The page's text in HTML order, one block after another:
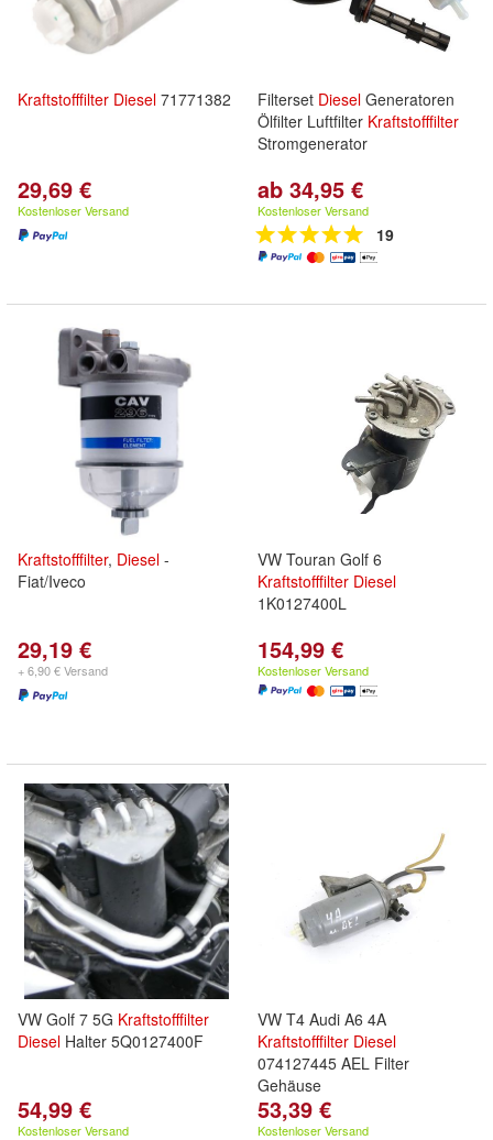
Kraftstofffilter Diesel 71771382
29,69 €
Kostenloser Versand
Filterset Diesel Generatoren
Ölfilter Luftfilter Kraftstofffilter
Stromgenerator
ab 34,95 €
Kostenloser Versand
19
Kraftstofffilter, Diesel -
Fiat/Iveco
29,19 €
+ 6,90 € Versand
VW Touran Golf 6
Kraftstofffilter Diesel
1K0127400L
154,99 €
Kostenloser Versand
VW Golf 7 5G Kraftstofffilter
Diesel Halter 5Q0127400F
54,99 €
Kostenloser Versand
VW T4 Audi A6 4A
Kraftstofffilter Diesel
074127445 AEL Filter
Gehäuse
53,39 €
Kostenloser Versand